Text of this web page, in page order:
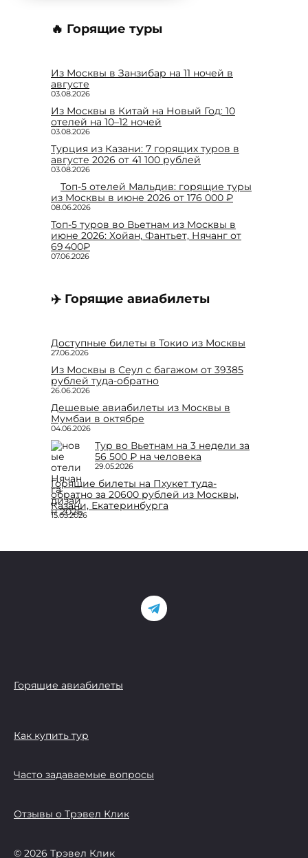
🔥 Горящие туры
Из Москвы в Занзибар на 11 ночей в
августе
03.08.2026
Из Москвы в Китай на Новый Год: 10
отелей на 10–12 ночей
03.08.2026
Турция из Казани: 7 горящих туров в
августе 2026 от 41 100 рублей
03.08.2026
Топ-5 отелей Мальдив: горящие туры
из Москвы в июне 2026 от 176 000 ₽
08.06.2026
Топ-5 туров во Вьетнам из Москвы в
июне 2026: Хойан, Фантьет, Нячанг от
69 400₽
07.06.2026
✈️ Горящие авиабилеты
Доступные билеты в Токио из Москвы
27.06.2026
Из Москвы в Сеул с багажом от 39385
рублей туда-обратно
26.06.2026
Дешевые авиабилеты из Москвы в
Мумбаи в октябре
04.06.2026
Тур во Вьетнам на 3 недели за
56 500 ₽ на человека
29.05.2026
Горящие билеты на Пхукет туда-
обратно за 20600 рублей из Москвы,
Казани, Екатеринбурга
15.05.2026
Горящие авиабилеты
Как купить тур
Часто задаваемые вопросы
Отзывы о Трэвел Клик
© 2026 Трэвел Клик